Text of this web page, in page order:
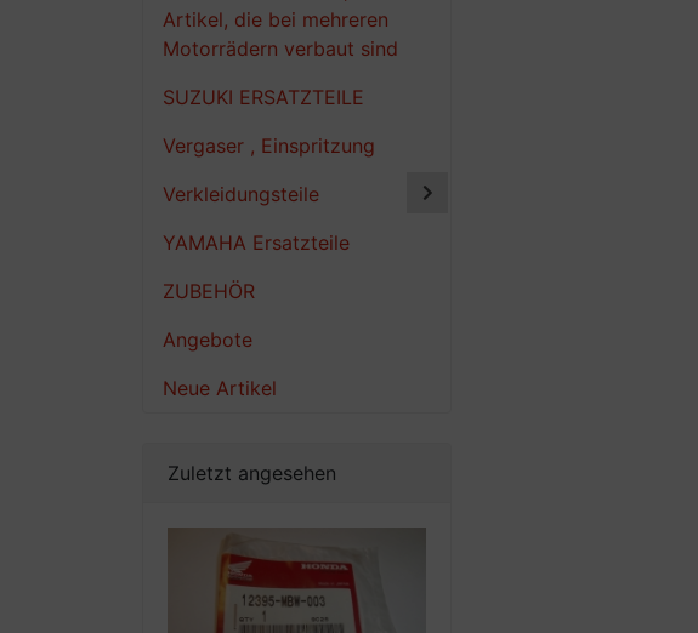
Artikel, die bei mehreren
Motorrädern verbaut sind
SUZUKI ERSATZTEILE
Vergaser , Einspritzung
Verkleidungsteile
YAMAHA Ersatzteile
ZUBEHÖR
Angebote
Neue Artikel
Zuletzt angesehen